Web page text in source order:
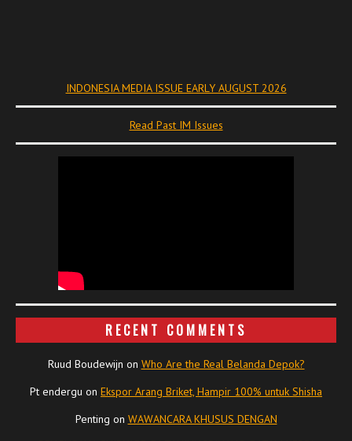
INDONESIA MEDIA ISSUE EARLY AUGUST 2026
Read Past IM Issues
RECENT COMMENTS
Ruud Boudewijn on Who Are the Real Belanda Depok?
Pt endergu on Ekspor Arang Briket, Hampir 100% untuk Shisha
Penting on WAWANCARA KHUSUS DENGAN